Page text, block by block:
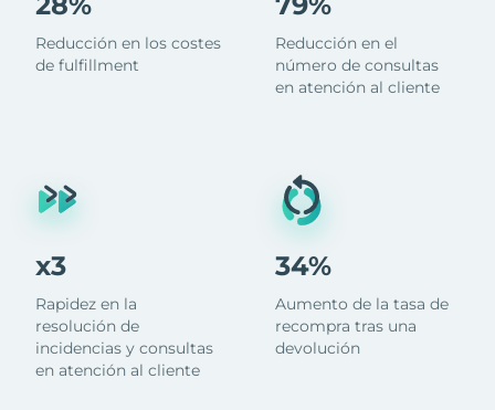
Reducción en los costes
de fulfillment
x3
Rapidez en la
resolución de
incidencias y consultas
en atención al cliente
Reducción en el
número de consultas
en atención al cliente
34%
Aumento de la tasa de
recompra tras una
devolución